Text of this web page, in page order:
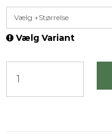
Vælg +Størrelse
Vælg Variant